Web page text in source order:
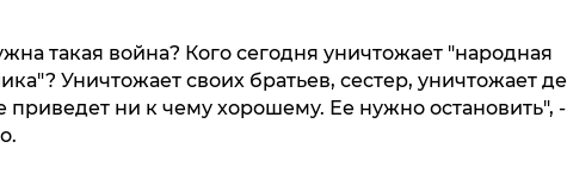
такая война? Кого сегодня уничтожает "народная
Уничтожает своих братьев, сестер, уничтожает
приведет ни к чему хорошему. Ее нужно остановить",